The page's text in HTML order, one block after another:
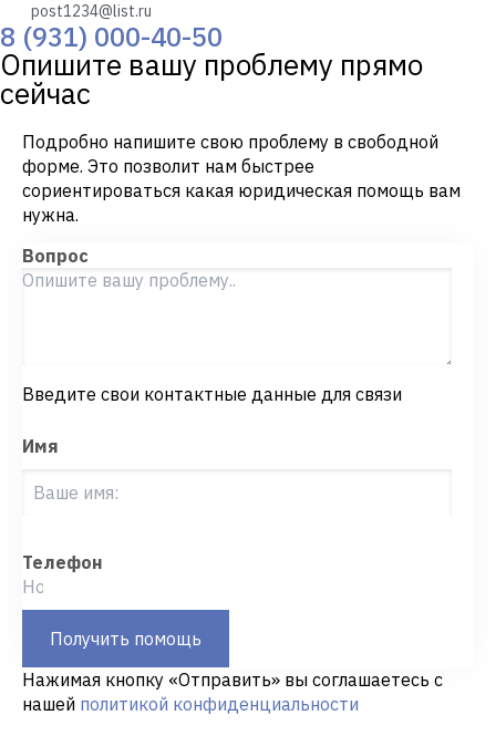
post1234@list.ru
8 (931) 000-40-50
Опишите вашу проблему прямо
сейчас
Подробно напишите свою проблему в свободной
форме. Это позволит нам быстрее
сориентироваться какая юридическая помощь вам
нужна.
Вопрос
Введите свои контактные данные для связи
Имя
Телефон
Получить помощь
Нажимая кнопку «Отправить» вы соглашаетесь с
нашей политикой конфиденциальности